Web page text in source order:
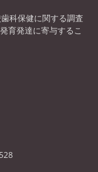
科保健に関する調査
育発達に寄与するこ